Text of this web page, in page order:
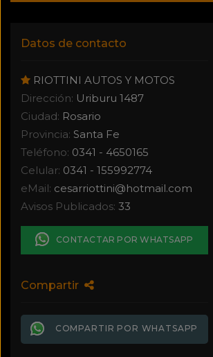
Datos de contacto
RIOTTINI AUTOS Y MOTOS
Dirección: Uriburu 1487
Ciudad: Rosario
Provincia: Santa Fe
Teléfono: 0341 - 4650165
Celular: 0341 - 155992774
eMail: cesarriottini@hotmail.com
Avisos Publicados: 33
CONTACTAR POR WHATSAPP
Compartir
COMPARTIR POR WHATSAPP